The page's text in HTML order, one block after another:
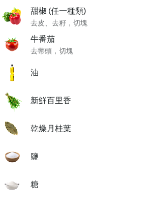
甜椒 (任一種類)
去皮、去籽，切塊
牛番茄
去蒂頭，切塊
油
新鮮百里香
乾燥月桂葉
鹽
糖